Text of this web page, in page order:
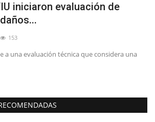
iniciaron evaluación de
153
a una evaluación técnica que considera una